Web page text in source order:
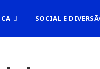
SOCIAL E